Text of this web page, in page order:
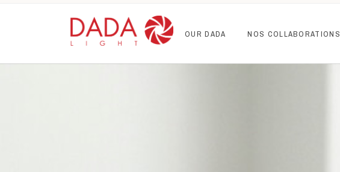
OUR DADA NOS COLLABORATIONS